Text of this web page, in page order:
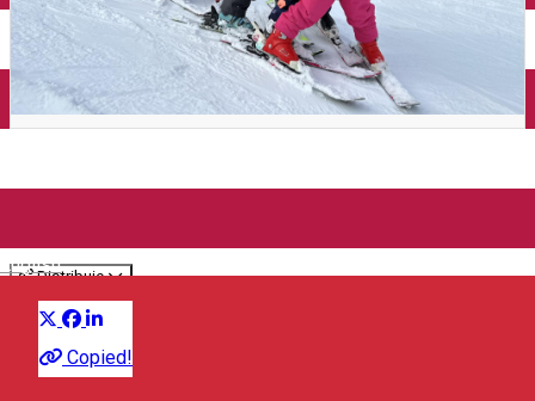
English
Închirieri auto
Închirieri de biciclete
Distribuie
Copied!
2024 - Anul adrenalinei